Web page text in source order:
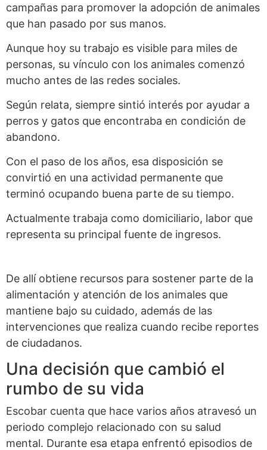
campañas para promover la adopción de animales
que han pasado por sus manos.
Aunque hoy su trabajo es visible para miles de
personas, su vínculo con los animales comenzó
mucho antes de las redes sociales.
Según relata, siempre sintió interés por ayudar a
perros y gatos que encontraba en condición de
abandono.
Con el paso de los años, esa disposición se
convirtió en una actividad permanente que
terminó ocupando buena parte de su tiempo.
Actualmente trabaja como domiciliario, labor que
representa su principal fuente de ingresos.
De allí obtiene recursos para sostener parte de la
alimentación y atención de los animales que
mantiene bajo su cuidado, además de las
intervenciones que realiza cuando recibe reportes
de ciudadanos.
Una decisión que cambió el
rumbo de su vida
Escobar cuenta que hace varios años atravesó un
periodo complejo relacionado con su salud
mental. Durante esa etapa enfrentó episodios de